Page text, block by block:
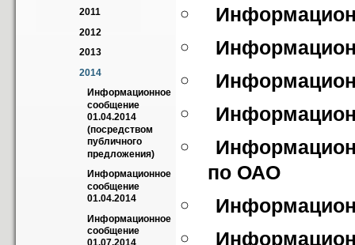
2011
2012
2013
2014
Информационное
сообщение
01.04.2014
(посредством
публичного
предложения)
Информационное
сообщение
01.04.2014
Информационное
сообщение
по ОАО